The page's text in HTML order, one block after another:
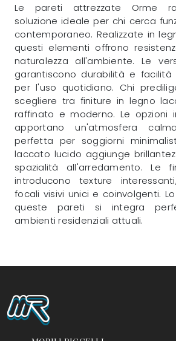
Le pareti attrezzate Orme
soluzione ideale per chi cerca
contemporaneo. Realizzate in
questi elementi offrono
naturalezza all'ambiente. Le
garantiscono durabilità e facilità
per l'uso quotidiano. Chi
scegliere tra finiture in legno
raffinato e moderno. Le opzioni
apportano un'atmosfera
perfetta per soggiorni
laccato lucido aggiunge
spazialità all'arredamento. Le
introducono texture
focali visivi unici e coinvolgenti.
queste pareti si integra
ambienti residenziali attuali.